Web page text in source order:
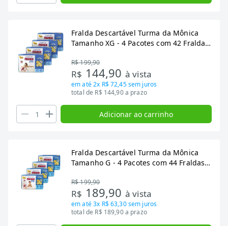
Fralda Descartável Turma da Mônica
Tamanho XG - 4 Pacotes com 42 Fraldas
R$ 199,90
R$ 144,90 à vista
em até2x R$ 72,45sem juros
total de R$ 144,90 a prazo
Adicionar ao carrinho
Fralda Descartável Turma da Mônica
Tamanho G - 4 Pacotes com 44 Fraldas -
R$ 199,90
R$ 189,90 à vista
em até3x R$ 63,30sem juros
total de R$ 189,90 a prazo